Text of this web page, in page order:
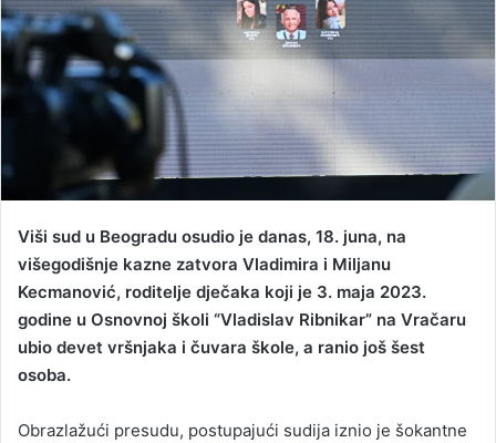
a
i
Viši sud u Beogradu osudio je danas, 18. juna, na
višegodišnje kazne zatvora Vladimira i Miljanu
Kecmanović, roditelje dječaka koji je 3. maja 2023.
godine u Osnovnoj školi “Vladislav Ribnikar” na Vračaru
ubio devet vršnjaka i čuvara škole, a ranio još šest
osoba.
Obrazlažući presudu, postupajući sudija iznio je šokantne